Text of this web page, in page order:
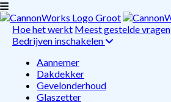
Hoe het werkt Meest gestelde vragen
Bedrijven inschakelen
Aannemer
Dakdekker
Gevelonderhoud
Glaszetter